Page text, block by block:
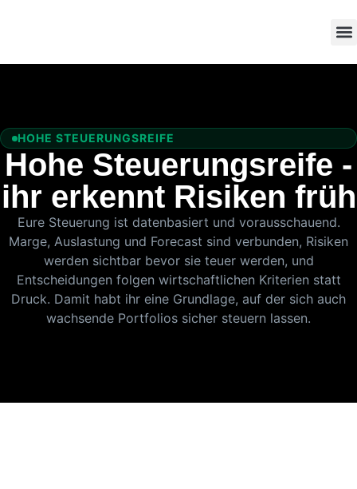
HOHE STEUERUNGSREIFE
Hohe Steuerungsreife -
ihr erkennt Risiken früh
Eure Steuerung ist datenbasiert und vorausschauend.
Marge, Auslastung und Forecast sind verbunden, Risiken
werden sichtbar bevor sie teuer werden, und
Entscheidungen folgen wirtschaftlichen Kriterien statt
Druck. Damit habt ihr eine Grundlage, auf der sich auch
wachsende Portfolios sicher steuern lassen.